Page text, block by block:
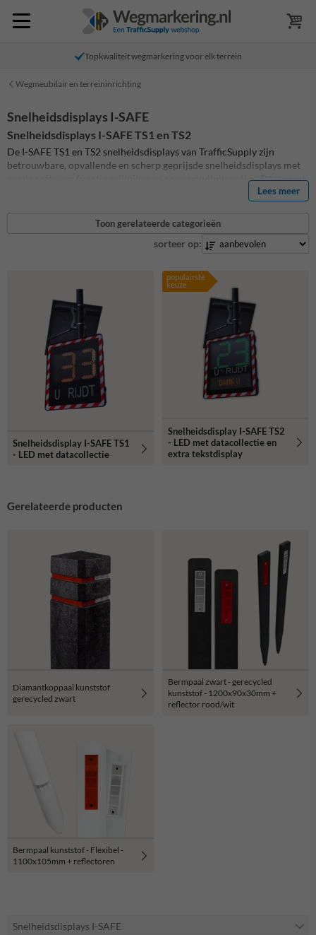
Topkwaliteit wegmarkering voor elk terrein
Wegmeubilair en terreininrichting
Snelheidsdisplays I-SAFE
Snelheidsdisplays I-SAFE TS1 en TS2
De I-SAFE TS1 en TS2 snelheidsdisplays van TrafficSupply zijn
betrouwbare, opvallende en scherp geprijsde snelheidsdisplays met
goede software functionaliteiten en connectiviteitsopties. Daarnaast
heb je bij I-SAFE snelheidsdisplays geen abonnement nodig om de
Lees meer
Toon gerelateerde categorieën
sorteer op:
Snelheidsdisplay I-SAFE TS1
- LED met datacollectie
populairste
keuze
Snelheidsdisplay I-SAFE TS2
- LED met datacollectie en
extra tekstdisplay
Gerelateerde producten
Diamantkoppaal kunststof
gerecycled zwart
Bermpaal zwart - gerecycled
kunststof - 1200x90x30mm +
reflector rood/wit
Bermpaal kunststof - Flexibel -
1100x105mm + reflectoren
Snelheidsdisplays I-SAFE